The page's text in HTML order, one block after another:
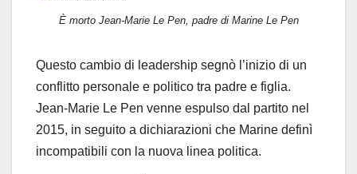
È morto Jean-Marie Le Pen, padre di Marine Le Pen
Questo cambio di leadership segnò l’inizio di un
conflitto personale e politico tra padre e figlia.
Jean-Marie Le Pen venne espulso dal partito nel
2015, in seguito a dichiarazioni che Marine definì
incompatibili con la nuova linea politica.